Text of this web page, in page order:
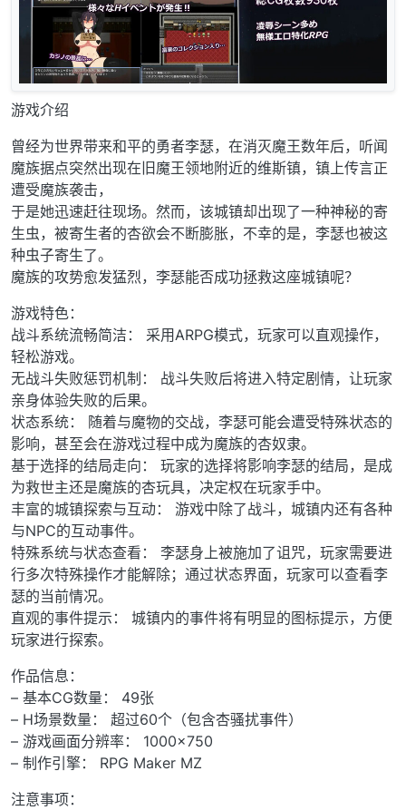
游戏介绍
曾经为世界带来和平的勇者李瑟，在消灭魔王数年后，听闻
魔族据点突然出现在旧魔王领地附近的维斯镇，镇上传言正
遭受魔族袭击，
于是她迅速赶往现场。然而，该城镇却出现了一种神秘的寄
生虫，被寄生者的杏欲会不断膨胀，不幸的是，李瑟也被这
种虫子寄生了。
魔族的攻势愈发猛烈，李瑟能否成功拯救这座城镇呢？
游戏特色：
战斗系统流畅简洁： 采用ARPG模式，玩家可以直观操作，
轻松游戏。
无战斗失败惩罚机制： 战斗失败后将进入特定剧情，让玩家
亲身体验失败的后果。
状态系统： 随着与魔物的交战，李瑟可能会遭受特殊状态的
影响，甚至会在游戏过程中成为魔族的杏奴隶。
基于选择的结局走向： 玩家的选择将影响李瑟的结局，是成
为救世主还是魔族的杏玩具，决定权在玩家手中。
丰富的城镇探索与互动： 游戏中除了战斗，城镇内还有各种
与NPC的互动事件。
特殊系统与状态查看： 李瑟身上被施加了诅咒，玩家需要进
行多次特殊操作才能解除；通过状态界面，玩家可以查看李
瑟的当前情况。
直观的事件提示： 城镇内的事件将有明显的图标提示，方便
玩家进行探索。
作品信息：
– 基本CG数量： 49张
– H场景数量： 超过60个（包含杏骚扰事件）
– 游戏画面分辨率： 1000×750
– 制作引擎： RPG Maker MZ
注意事项：